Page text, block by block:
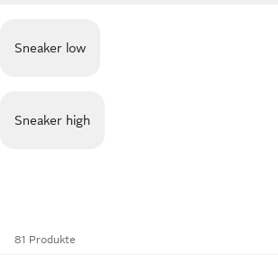
Sneaker low
Sneaker high
81 Produkte